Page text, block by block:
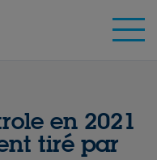
en 2021
tiré par